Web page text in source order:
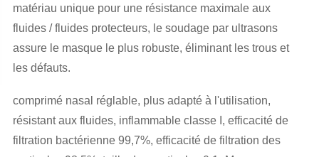
matériau unique pour une résistance maximale aux
fluides / fluides protecteurs, le soudage par ultrasons
assure le masque le plus robuste, éliminant les trous et
les défauts.
comprimé nasal réglable, plus adapté à l'utilisation,
résistant aux fluides, inflammable classe I, efficacité de
filtration bactérienne 99,7%, efficacité de filtration des